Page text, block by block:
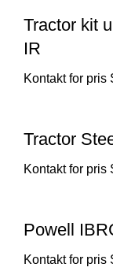
Tractor kit
IR
Tractor
Powell